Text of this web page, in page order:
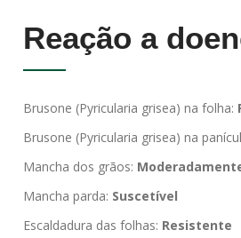
Reação a
Brusone (Pyricularia grisea) na folha:
Brusone (Pyricularia grisea) na
Mancha dos grãos:
Mancha parda: Suscetível
Escaldadura das folhas: Resistente